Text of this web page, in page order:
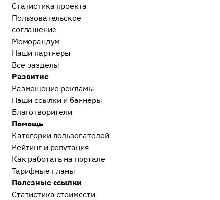
Статистика проекта
Пользовательское
соглашение
Меморандум
Наши партнеры
Все разделы
Развитие
Размещение рекламы
Наши ссылки и баннеры
Благотворители
Помощь
Категории пользователей
Рейтинг и репутация
Как работать на портале
Тарифные планы
Полезные ссылки
Статистика стоимости